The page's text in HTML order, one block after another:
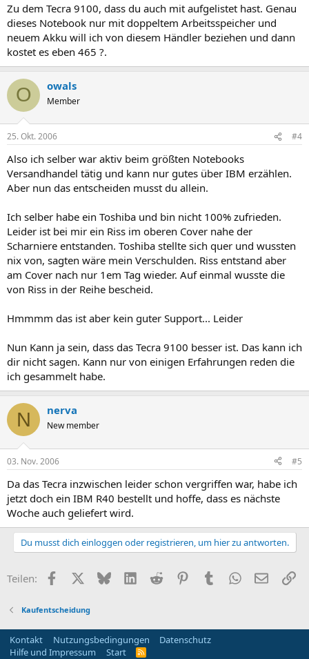
Zu dem Tecra 9100, dass du auch mit aufgelistet hast. Genau
dieses Notebook nur mit doppeltem Arbeitsspeicher und
neuem Akku will ich von diesem Händler beziehen und dann
kostet es eben 465 ?.
O owals
Member
25. Okt. 2006 #4
Also ich selber war aktiv beim größten Notebooks
Versandhandel tätig und kann nur gutes über IBM erzählen.
Aber nun das entscheiden musst du allein.
Ich selber habe ein Toshiba und bin nicht 100% zufrieden.
Leider ist bei mir ein Riss im oberen Cover nahe der
Scharniere entstanden. Toshiba stellte sich quer und wussten
nix von, sagten wäre mein Verschulden. Riss entstand aber
am Cover nach nur 1em Tag wieder. Auf einmal wusste die
von Riss in der Reihe bescheid.
Hmmmm das ist aber kein guter Support... Leider
Nun Kann ja sein, dass das Tecra 9100 besser ist. Das kann ich
dir nicht sagen. Kann nur von einigen Erfahrungen reden die
ich gesammelt habe.
N nerva
New member
03. Nov. 2006 #5
Da das Tecra inzwischen leider schon vergriffen war, habe ich
jetzt doch ein IBM R40 bestellt und hoffe, dass es nächste
Woche auch geliefert wird.
Du musst dich einloggen oder registrieren, um hier zu antworten.
Teilen: Facebook BlueskyLinkedIn
Reddit PinterestTumblr WhatsApp
E-Mail
Kaufentscheidung
Kontakt Nutzungsbedingungen
Datenschutz
Hilfe und Impressum
Start
R